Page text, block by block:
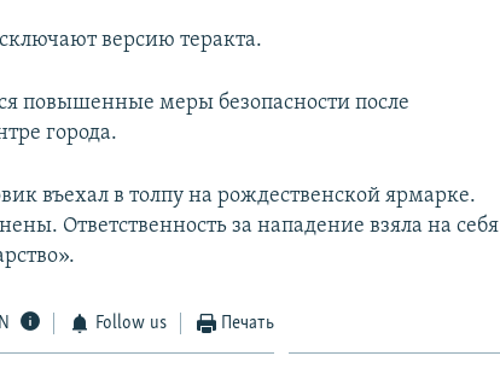
версию теракта.
повышенные меры безопасности после
города.
въехал в толпу на рождественской ярмарке.
Ответственность за нападение взяла на себя
Follow us Печать